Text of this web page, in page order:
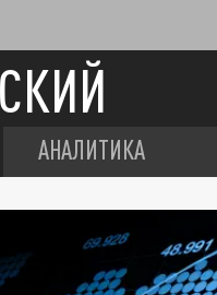
АНАЛИТИКА